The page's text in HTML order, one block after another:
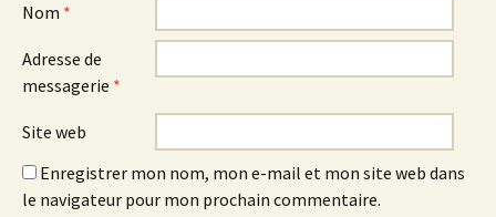
Nom *
Adresse de
messagerie *
Site web
Enregistrer mon nom, mon e-mail et mon site web dans
le navigateur pour mon prochain commentaire.